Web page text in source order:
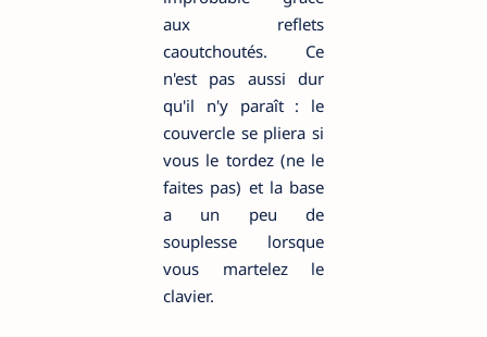
aux reflets
caoutchoutés. Ce
n'est pas aussi dur
qu'il n'y paraît : le
couvercle se pliera si
vous le tordez (ne le
faites pas) et la base
a un peu de
souplesse lorsque
vous martelez le
clavier.